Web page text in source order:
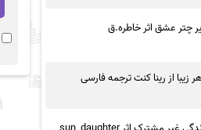
چتر عشق اثر خاطره.ق
زیبا از رینا کنت ترجمه فارسی